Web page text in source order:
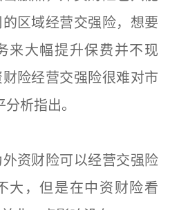
区域经营交强险，想要
来大幅提升保费并不现
险经营交强险很难对市
析指出。
资财险可以经营交强险
大，但是在中资财险看